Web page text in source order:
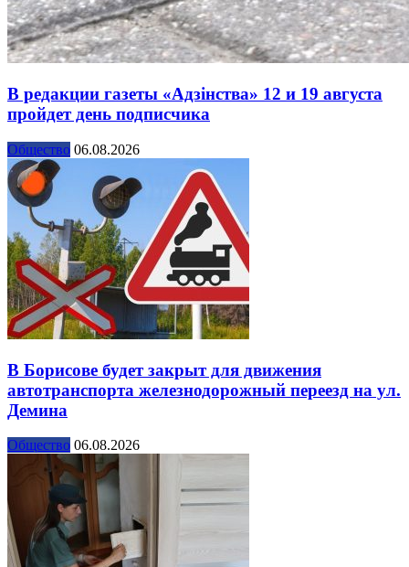
В редакции газеты «Адзінства» 12 и 19 августа
пройдет день подписчика
Общество 06.08.2026
В Борисове будет закрыт для движения
автотранспорта железнодорожный переезд на ул.
Демина
Общество 06.08.2026